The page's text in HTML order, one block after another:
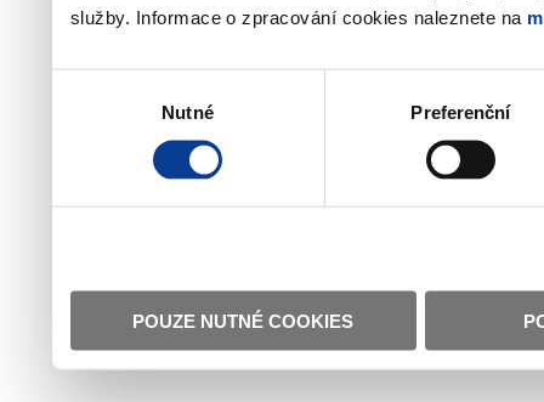
služby. Informace o zpracování cookies naleznete na
Nutné Preferenční
POUZE NUTNÉ COOKIES